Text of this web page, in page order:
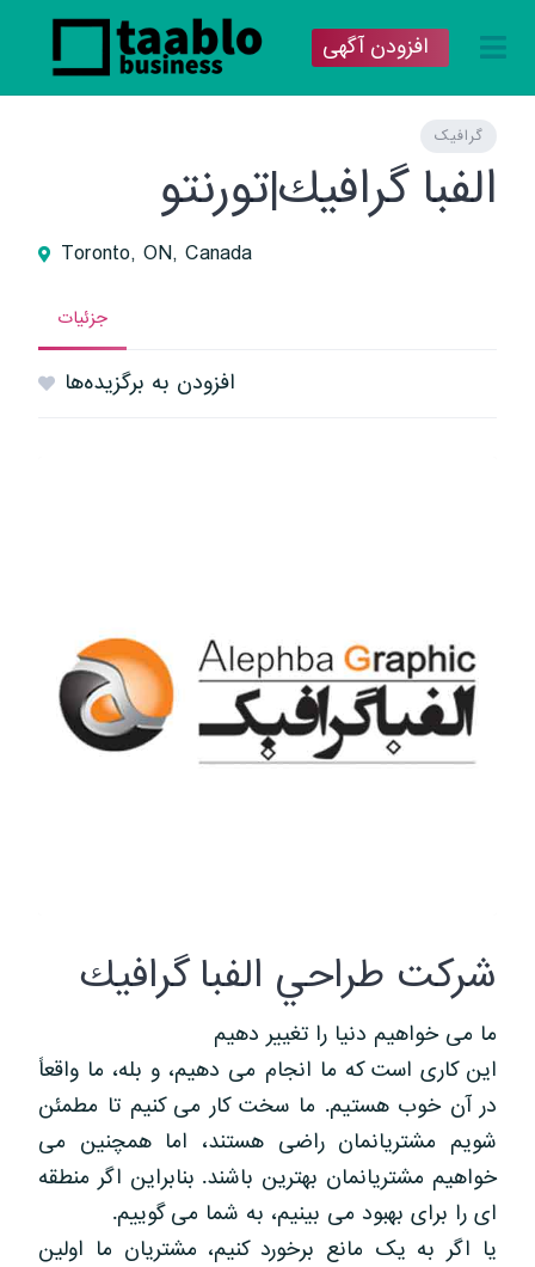
افزودن آگهی
گرافیک
الفبا گرافيك|تورنتو
Toronto, ON, Canada
جزئیات
افزودن به برگزیده‌ها
شركت طراحي الفبا گرافيك
ما می خواهیم دنیا را تغییر دهیم
این کاری است که ما انجام می دهیم، و بله، ما واقعاً
در آن خوب هستیم. ما سخت کار می کنیم تا مطمئن
شویم مشتریانمان راضی هستند، اما همچنین می
خواهیم مشتریانمان بهترین باشند. بنابراین اگر منطقه
ای را برای بهبود می بینیم، به شما می گوییم.
یا اگر به یک مانع برخورد کنیم، مشتریان ما اولین